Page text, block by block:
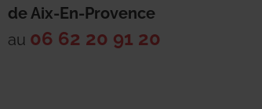
de Aix-En-Provence
au 06 62 20 91 20